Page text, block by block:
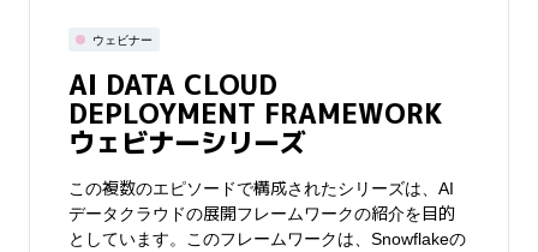
ウェビナー
AI DATA CLOUD
DEPLOYMENT FRAMEWORK
ウェビナーシリーズ
この複数のエピソードで構成されたシリーズは、AI
データクラウドの展開フレームワークの紹介を目的
としています。このフレームワークは、Snowflakeの